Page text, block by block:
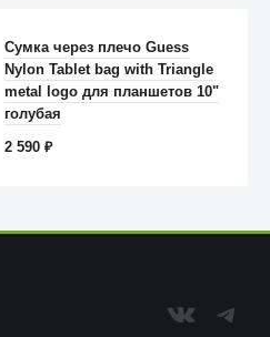
Anker
Сумка через плечо Guess
Nylon Tablet bag with Triangle
metal logo для планшетов 10"
голубая
2 590₽